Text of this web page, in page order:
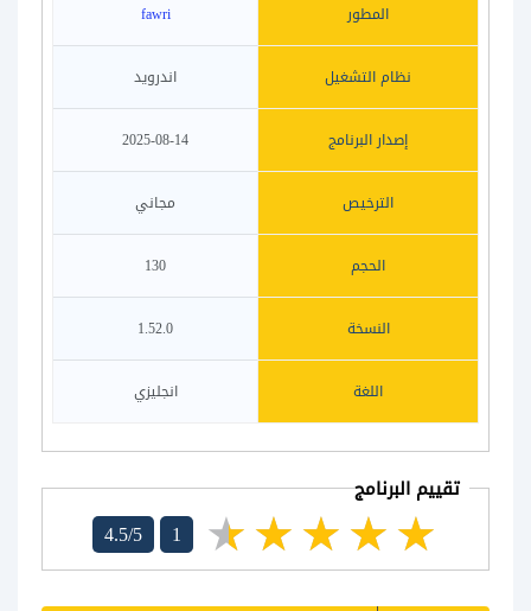
المطور fawri
نظام التشغيل اندرويد
إصدار البرنامج 2025-08-14
الترخيص مجاني
الحجم 130
النسخة 1.52.0
اللغة انجليزي
تقييم البرنامج
4.5/5 1